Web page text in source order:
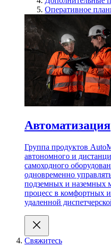
Оперативное
Автоматизация
Группа продуктов
автономного и
самоходного
одновременно
подземных и наземных
процесс в комфортных
удаленной
Свяжитесь